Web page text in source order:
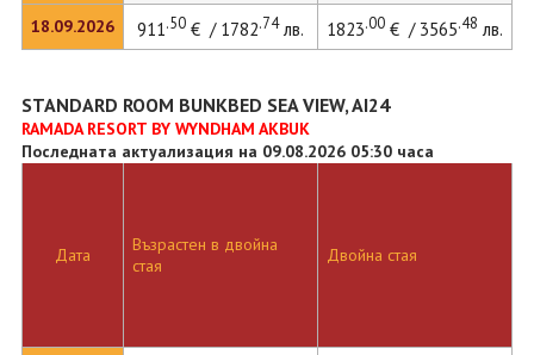
18.09.2026
911.50€ / 1782.74лв. 1823.00€ / 3565.48 лв.
STANDARD ROOM BUNKBED SEA VIEW, AI24
RAMADA RESORT BY WYNDHAM AKBUK
Последната актуализация на 09.08.2026 05:30 часа
Дата
Възрастен в двойна
стая
Двойна стая